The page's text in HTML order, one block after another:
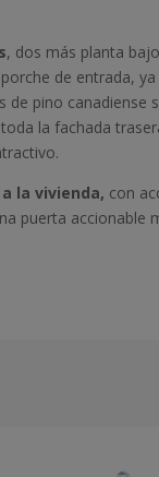
, dos más planta
de entrada,
de pino canadiense
la fachada
la vivienda, con
puerta accionable